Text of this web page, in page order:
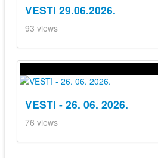
VESTI 29.06.2026.
93 views
VESTI - 26. 06. 2026.
76 views